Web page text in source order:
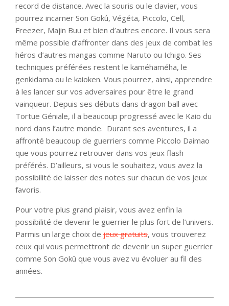
record de distance. Avec la souris ou le clavier, vous
pourrez incarner Son Gokû, Végéta, Piccolo, Cell,
Freezer, Majin Buu et bien d’autres encore. Il vous sera
même possible d’affronter dans des jeux de combat les
héros d’autres mangas comme Naruto ou Ichigo. Ses
techniques préférées restent le kaméhaméha, le
genkidama ou le kaioken. Vous pourrez, ainsi, apprendre
à les lancer sur vos adversaires pour être le grand
vainqueur. Depuis ses débuts dans dragon ball avec
Tortue Géniale, il a beaucoup progressé avec le Kaio du
nord dans l’autre monde. Durant ses aventures, il a
affronté beaucoup de guerriers comme Piccolo Daimao
que vous pourrez retrouver dans vos jeux flash
préférés. D’ailleurs, si vous le souhaitez, vous avez la
possibilité de laisser des notes sur chacun de vos jeux
favoris.
Pour votre plus grand plaisir, vous avez enfin la
possibilité de devenir le guerrier le plus fort de l’univers.
Parmis un large choix de jeux gratuits, vous trouverez
ceux qui vous permettront de devenir un super guerrier
comme Son Gokû que vous avez vu évoluer au fil des
années.